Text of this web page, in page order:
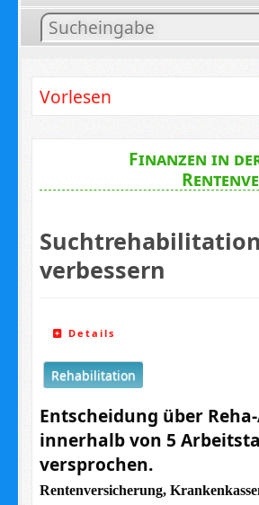
Inhalt
suchen
Vorlesen
Finanzen in
Suchtrehabilitation
verbessern
Details
Rehabilitation
Entscheidung über
innerhalb von 5
versprochen.
Rentenversicherung,